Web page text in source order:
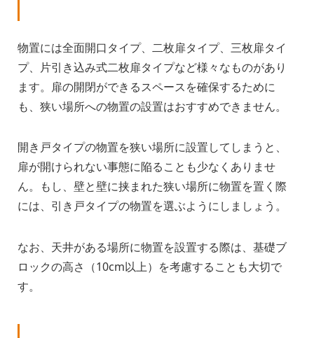
物置には全面開口タイプ、二枚扉タイプ、三枚扉タイ
プ、片引き込み式二枚扉タイプなど様々なものがあり
ます。扉の開閉ができるスペースを確保するために
も、狭い場所への物置の設置はおすすめできません。
開き戸タイプの物置を狭い場所に設置してしまうと、
扉が開けられない事態に陥ることも少なくありませ
ん。もし、壁と壁に挟まれた狭い場所に物置を置く際
には、引き戸タイプの物置を選ぶようにしましょう。
なお、天井がある場所に物置を設置する際は、基礎ブ
ロックの高さ（10cm以上）を考慮することも大切で
す。